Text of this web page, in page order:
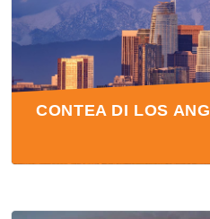
CONTEA DI LOS